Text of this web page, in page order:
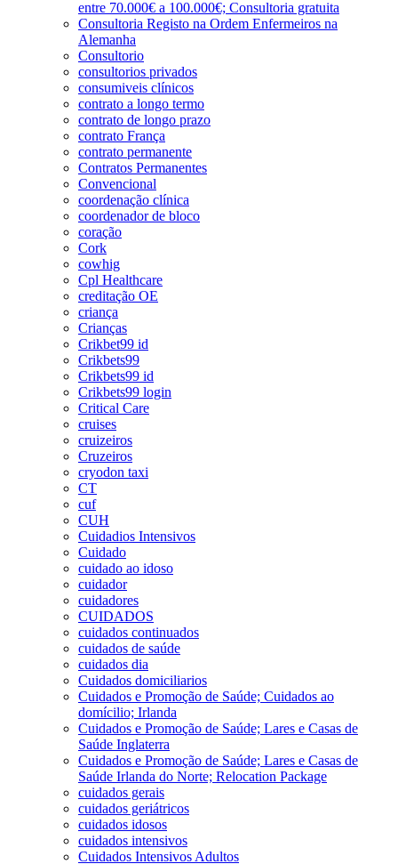
entre 70.000€ a 100.000€; Consultoria gratuita
Consultoria Registo na Ordem Enfermeiros na
Alemanha
Consultorio
consultorios privados
consumiveis clínicos
contrato a longo termo
contrato de longo prazo
contrato França
contrato permanente
Contratos Permanentes
Convencional
coordenação clínica
coordenador de bloco
coração
Cork
cowhig
Cpl Healthcare
creditação OE
criança
Crianças
Crikbet99 id
Crikbets99
Crikbets99 id
Crikbets99 login
Critical Care
cruises
cruizeiros
Cruzeiros
cryodon taxi
CT
cuf
CUH
Cuidadios Intensivos
Cuidado
cuidado ao idoso
cuidador
cuidadores
CUIDADOS
cuidados continuados
cuidados de saúde
cuidados dia
Cuidados domiciliarios
Cuidados e Promoção de Saúde; Cuidados ao
domícilio; Irlanda
Cuidados e Promoção de Saúde; Lares e Casas de
Saúde Inglaterra
Cuidados e Promoção de Saúde; Lares e Casas de
Saúde Irlanda do Norte; Relocation Package
cuidados gerais
cuidados geriátricos
cuidados idosos
cuidados intensivos
Cuidados Intensivos Adultos